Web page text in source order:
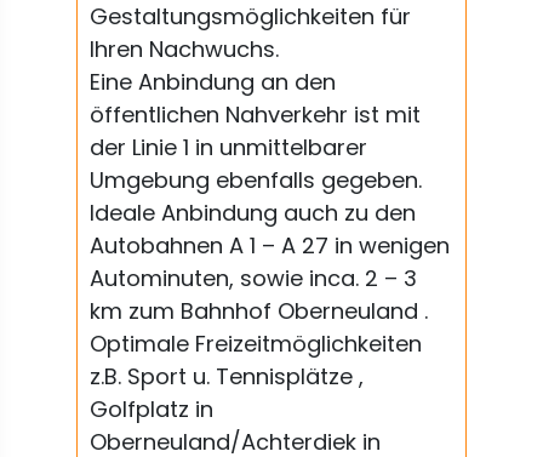
Gestaltungsmöglichkeiten für
Ihren Nachwuchs.
Eine Anbindung an den
öffentlichen Nahverkehr ist mit
der Linie 1 in unmittelbarer
Umgebung ebenfalls gegeben.
Ideale Anbindung auch zu den
Autobahnen A 1 – A 27 in wenigen
Autominuten, sowie inca. 2 – 3
km zum Bahnhof Oberneuland .
Optimale Freizeitmöglichkeiten
z.B. Sport u. Tennisplätze ,
Golfplatz in
Oberneuland/Achterdiek in